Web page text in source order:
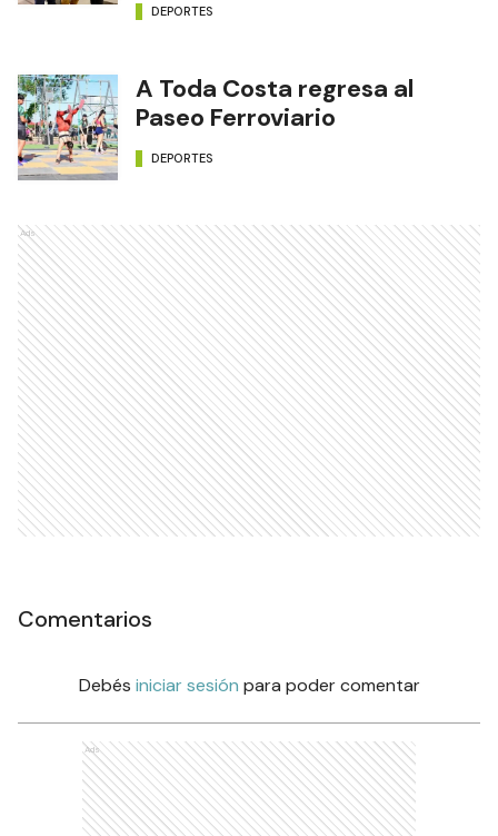
DEPORTES
A Toda Costa regresa al
Paseo Ferroviario
DEPORTES
Ads
Comentarios
Debés iniciar sesión para poder comentar
Ads